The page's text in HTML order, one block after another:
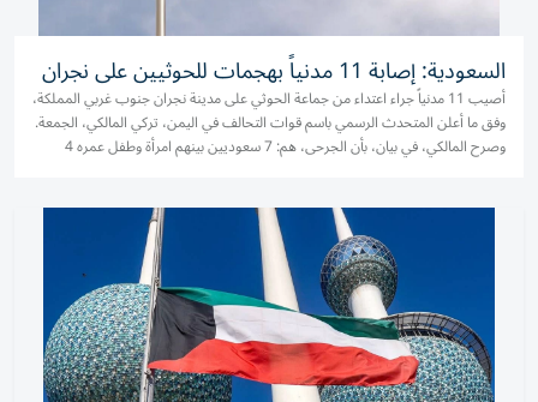
السعودية: إصابة 11 مدنياً بهجمات للحوثيين على نجران
أصيب 11 مدنياً جراء اعتداء من جماعة الحوثي على مدينة نجران جنوب غربي المملكة،
وفق ما أعلن المتحدث الرسمي باسم قوات التحالف في اليمن، تركي المالكي، الجمعة.
وصرح المالكي، في بيان، بأن الجرحى، هم: 7 سعوديين بينهم امرأة وطفل عمره 4